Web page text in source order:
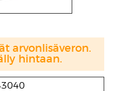
arvonlisäveron.
hintaan.